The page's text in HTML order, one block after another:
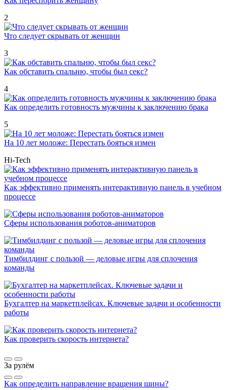
2
Что следует скрывать от женщин
3
Как обставить спальню, чтобы был секс?
4
Как определить готовность мужчины к заключению брака
5
На 10 лет моложе: Перестать бояться измен
Hi-Tech
Как эффективно применять интерактивную панель в учебном
процессе
Сферы использования роботов-аниматоров
Тимбилдинг с пользой — деловые игры для сплочения
команды
Бухгалтер на маркетплейсах. Ключевые задачи и особенности
работы
Как проверить скорость интернета?
За рулём
Как определить направление вращения шины?